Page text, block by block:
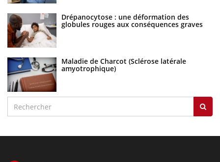
Drépanocytose : une déformation des
globules rouges aux conséquences graves
Maladie de Charcot (Sclérose latérale
amyotrophique)